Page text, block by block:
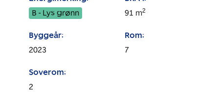
B - Lys grønn
91 m2
Byggeår:
2023
Rom:
7
Soverom:
2